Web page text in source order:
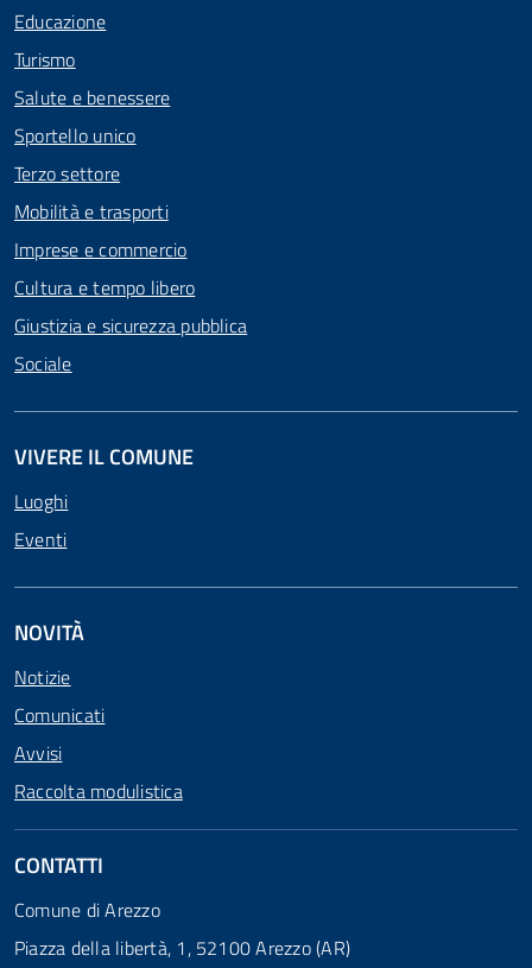
Educazione
Turismo
Salute e benessere
Sportello unico
Terzo settore
Mobilità e trasporti
Imprese e commercio
Cultura e tempo libero
Giustizia e sicurezza pubblica
Sociale
VIVERE IL COMUNE
Luoghi
Eventi
NOVITÀ
Notizie
Comunicati
Avvisi
Raccolta modulistica
CONTATTI
Comune di Arezzo
Piazza della libertà, 1, 52100 Arezzo (AR)